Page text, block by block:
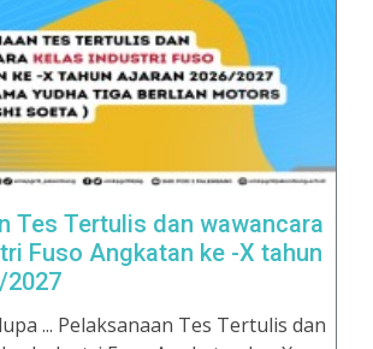
Tes Tertulis dan wawancara
Fuso Angkatan ke -X tahun
2027
... Pelaksanaan Tes Tertulis dan